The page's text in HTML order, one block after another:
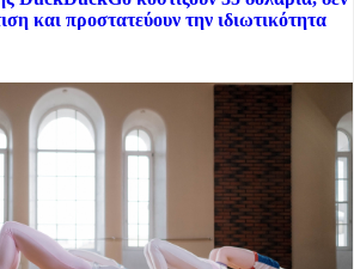
και προστατεύουν την ιδιωτικότητα